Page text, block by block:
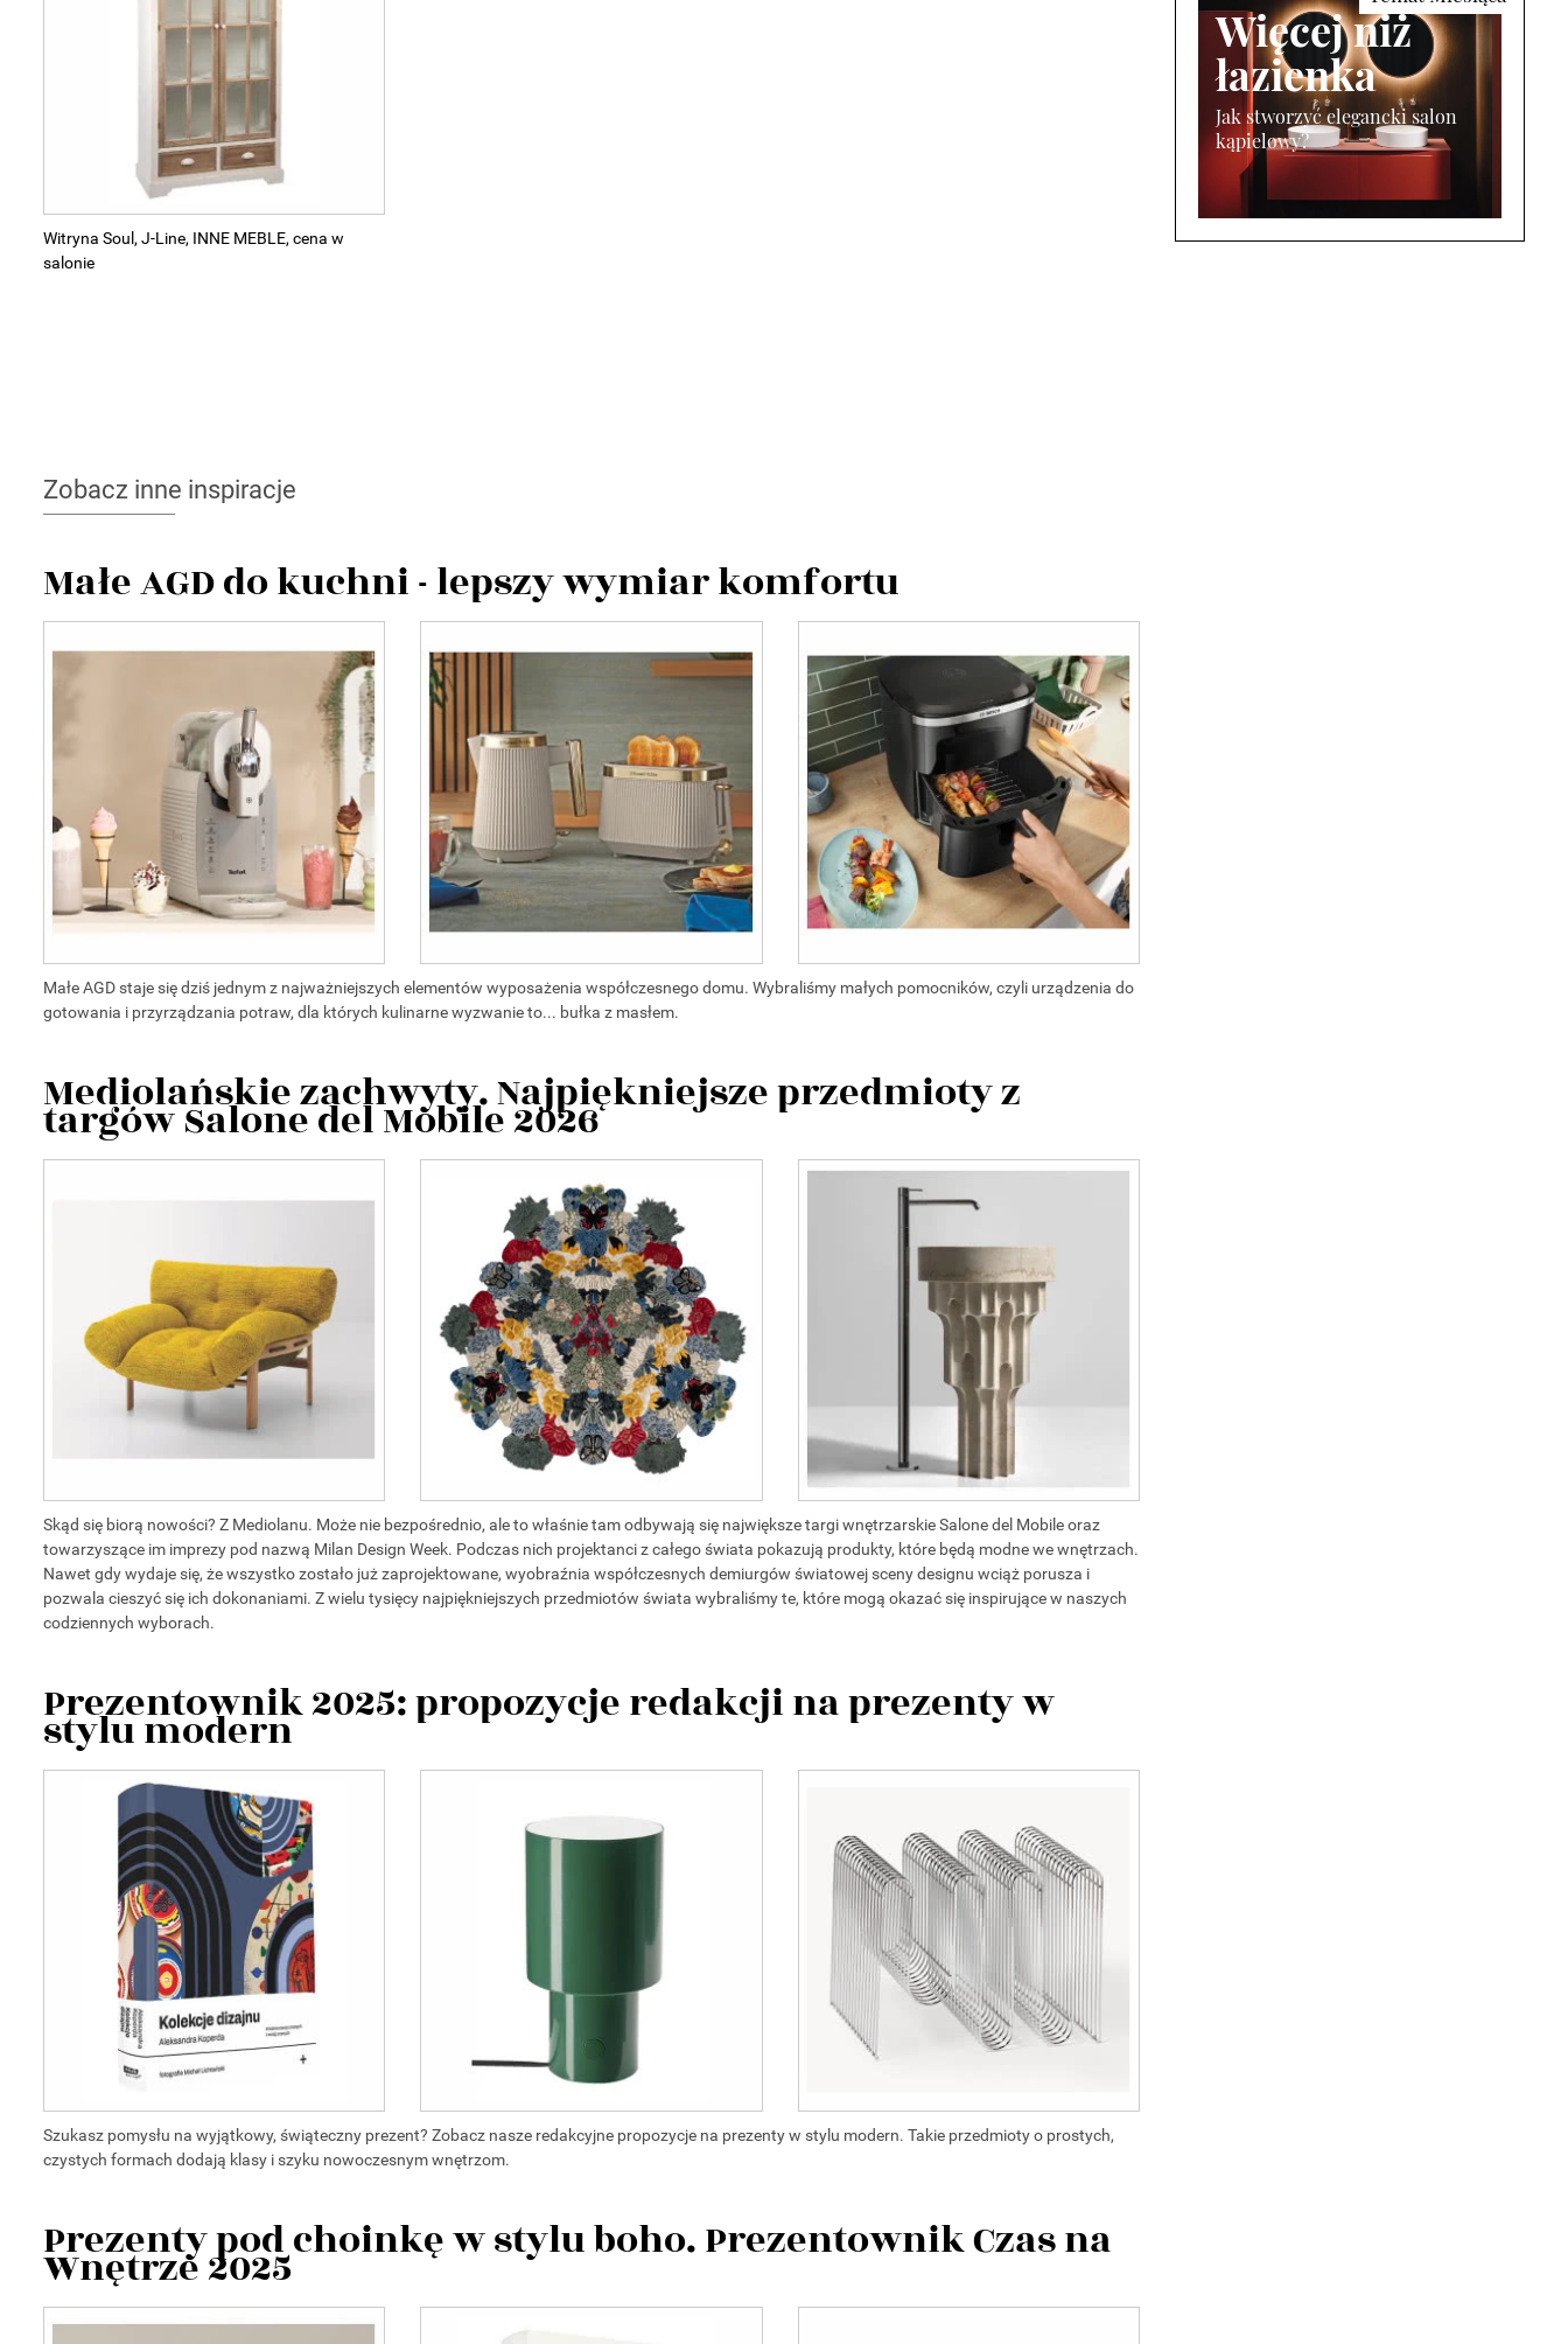
Witryna Soul, J-Line, INNE MEBLE, cena w
salonie
Zobacz inne inspiracje
Małe AGD do kuchni - lepszy wymiar komfortu
Małe AGD staje się dziś jednym z najważniejszych elementów wyposażenia współczesnego domu. Wybraliśmy małych pomocników, czyli urządzenia do
gotowania i przyrządzania potraw, dla których kulinarne wyzwanie to... bułka z masłem.
Mediolańskie zachwyty. Najpiękniejsze przedmioty z
targów Salone del Mobile 2026
Skąd się biorą nowości? Z Mediolanu. Może nie bezpośrednio, ale to właśnie tam odbywają się największe targi wnętrzarskie Salone del Mobile oraz
towarzyszące im imprezy pod nazwą Milan Design Week. Podczas nich projektanci z całego świata pokazują produkty, które będą modne we wnętrzach.
Nawet gdy wydaje się, że wszystko zostało już zaprojektowane, wyobraźnia współczesnych demiurgów światowej sceny designu wciąż porusza i
pozwala cieszyć się ich dokonaniami. Z wielu tysięcy najpiękniejszych przedmiotów świata wybraliśmy te, które mogą okazać się inspirujące w naszych
codziennych wyborach.
Prezentownik 2025: propozycje redakcji na prezenty w
stylu modern
Szukasz pomysłu na wyjątkowy, świąteczny prezent? Zobacz nasze redakcyjne propozycje na prezenty w stylu modern. Takie przedmioty o prostych,
czystych formach dodają klasy i szyku nowoczesnym wnętrzom.
Prezenty pod choinkę w stylu boho. Prezentownik Czas na
Wnętrze 2025
Więcej niż
łazienka
Jak stworzyć elegancki salon
kąpielowy?